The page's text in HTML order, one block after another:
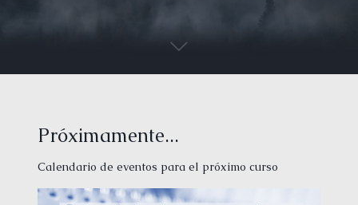
Próximamente...
Calendario de eventos para el próximo curso